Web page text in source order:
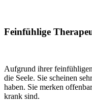
Feinfühlige
Aufgrund ihrer
die Seele. Sie scheinen
haben. Sie merken
krank sind.